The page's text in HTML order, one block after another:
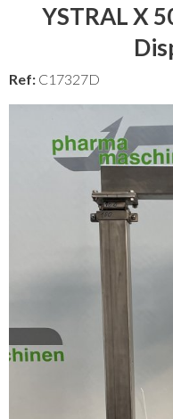
YSTRAL X
Ref: C17327D